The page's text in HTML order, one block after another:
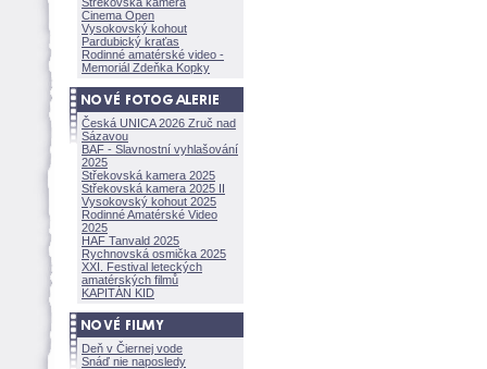
Cinema Open
Vysokovský kohout
Pardubický kraťas
Rodinné amatérské video -
Memoriál Zdeňka Kopky
Česká UNICA 2026 Zruč nad
Sázavou
BAF - Slavnostní vyhlašování
2025
Střekovská kamera 2025
Střekovská kamera 2025 II
Vysokovský kohout 2025
Rodinné Amatérské Video
2025
HAF Tanvald 2025
Rychnovská osmička 2025
XXI. Festival leteckých
amatérských filmů
KAPITÁN KID
Deň v Čiernej vode
Snáď nie naposledy